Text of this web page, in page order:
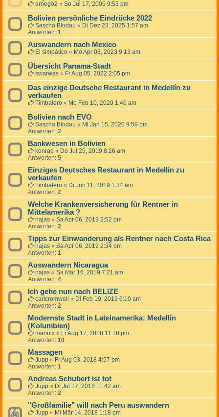
arnego2 « So Jul 17, 2005 9:53 pm
Bolivien persönliche Eindrücke 2022
Sascha Blodau « Di Dez 23, 2025 1:57 am
Antworten: 1
Auswandern nach Mexico
El simpático « Mo Apr 03, 2023 9:13 am
Übersicht Panama-Stadt
swarwas « Fr Aug 05, 2022 2:05 pm
Das einzige Deutsche Restaurant in Medellín zu
verkaufen
Timbalero « Mo Feb 10, 2020 1:46 am
Bolivien nach EVO
Sascha Blodau « Mi Jan 15, 2020 9:59 pm
Antworten: 2
Bankwesen in Bolivien
konrad « Do Jul 25, 2019 8:26 am
Antworten: 5
Einziges Deutsches Restaurant in Medellín zu
verkaufen
Timbalero « Di Jun 11, 2019 1:34 am
Antworten: 2
Welche Krankenversicherung für Rentner in
Mittelamerika ?
najas « Sa Apr 06, 2019 2:52 pm
Antworten: 2
Tipps zur Einwanderung als Rentner nach Costa Rica
najas « Sa Apr 06, 2019 2:34 pm
Antworten: 1
Auswandern Nicaragua
najas « Sa Mär 16, 2019 7:21 am
Antworten: 4
Ich gehe nun nach BELIZE
carlcromwell « Di Feb 19, 2019 6:10 am
Antworten: 2
Modernste Stadt in Lateinamerika: Medellín
(Kolumbien)
mannix « Fr Aug 17, 2018 11:18 pm
Antworten: 10
Massagen
Jupp « Fr Aug 03, 2018 4:57 pm
Antworten: 1
Andreas Schubert ist tot
Jupp « Di Jul 17, 2018 11:42 am
Antworten: 2
"Großfamilie" will nach Peru auswandern
Jupp « Mi Mär 14, 2018 1:18 pm